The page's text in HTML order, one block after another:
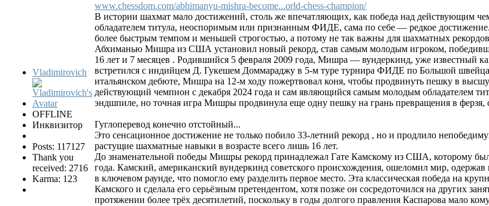
Vladimirovich
OFFLINE
Инквизитор
Posts: 117127
Thank you
received: 2716
Karma: 123
www.chessdom.com/abhimanyu-mishra-become...orld-chess-champion/
В истории шахмат мало достижений, столь же впечатляющих, как победа над действующим
обладателем титула, неоспоримым или признанным ФИДЕ, сама по себе — редкое
более быстрым темпом и меньшей строгостью, а потому не так важны для шахматных
Абхиманью Мишра из США установил новый рекорд, став самым молодым игроком,
16 лет и 7 месяцев . Родившийся 5 февраля 2009 года, Мишра — вундеркинд, уже известный
встретился с индийцем Д. Гукешем Доммараджу в 5-м туре турнира ФИДЕ по Большой
итальянском дебюте, Мишра на 12-м ходу пожертвовал коня, чтобы продвинуть пешку в
действующий чемпион с декабря 2024 года и сам являющийся самым молодым обладателем
эндшпиле, но точная игра Мишры продвинула еще одну пешку на грань превращения в ферзя,
Гуглоперевод конечно отстойный...
Это сенсационное достижение не только побило 33-летний рекорд , но и продлило
растущие шахматные навыки в возрасте всего лишь 16 лет.
До знаменательной победы Мишры рекорд принадлежал Гате Камскому из США, которому
года. Камский, американский вундеркинд советского происхождения, ошеломил мир,
в ключевом раунде, что помогло ему разделить первое место. Эта классическая победа на
Камского и сделала его серьёзным претендентом, хотя позже он сосредоточился на других
протяжении более трёх десятилетий, поскольку в годы долгого правления Каспарова мало